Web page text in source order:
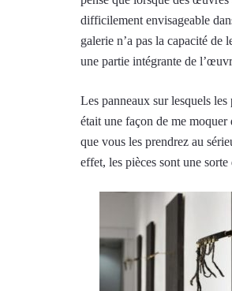
difficilement envisageable
galerie n’a pas la capacité
une partie intégrante de
Les panneaux sur lesquels
était une façon de me
que vous les prendrez au
effet, les pièces sont une